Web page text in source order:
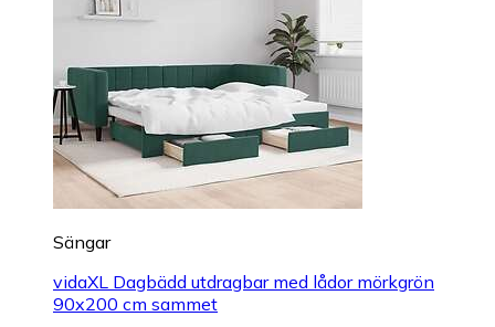
Sängar
vidaXL Dagbädd utdragbar med lådor mörkgrön
90x200 cm sammet